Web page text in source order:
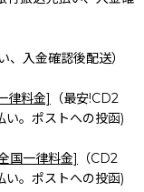
入金確認後配送）
律料金]
（最安!CD2
い。ポストへの投函)
国一律料金]
（CD2
い。ポストへの投函)